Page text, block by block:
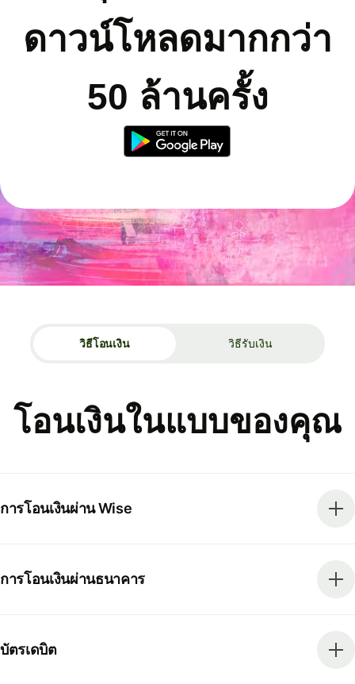
ดาวน์โหลดมากกว่า
50 ล้านครั้ง
วิธีโอนเงิน วิธีรับเงิน
โอนเงินในแบบของคุณ
การโอนเงินผ่าน Wise
การโอนเงินผ่านธนาคาร
บัตรเดบิต